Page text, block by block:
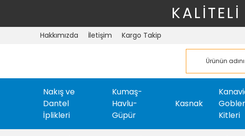
KALİTELİ
Hakkımızda İletişim Kargo Takip
Nakış ve
Dantel
İplikleri
Kumaş-
Havlu-
Güpür
Kasnak
Kitleri